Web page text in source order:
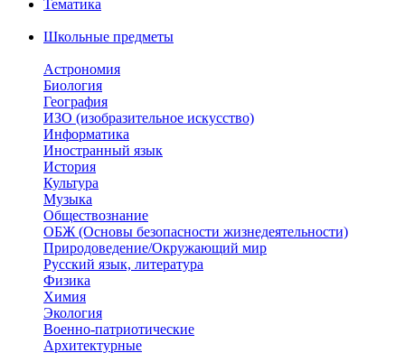
Тематика
Школьные предметы
Астрономия
Биология
География
ИЗО (изобразительное искусство)
Информатика
Иностранный язык
История
Культура
Музыка
Обществознание
ОБЖ (Основы безопасности жизнедеятельности)
Природоведение/Окружающий мир
Русский язык, литература
Физика
Химия
Экология
Военно-патриотические
Архитектурные